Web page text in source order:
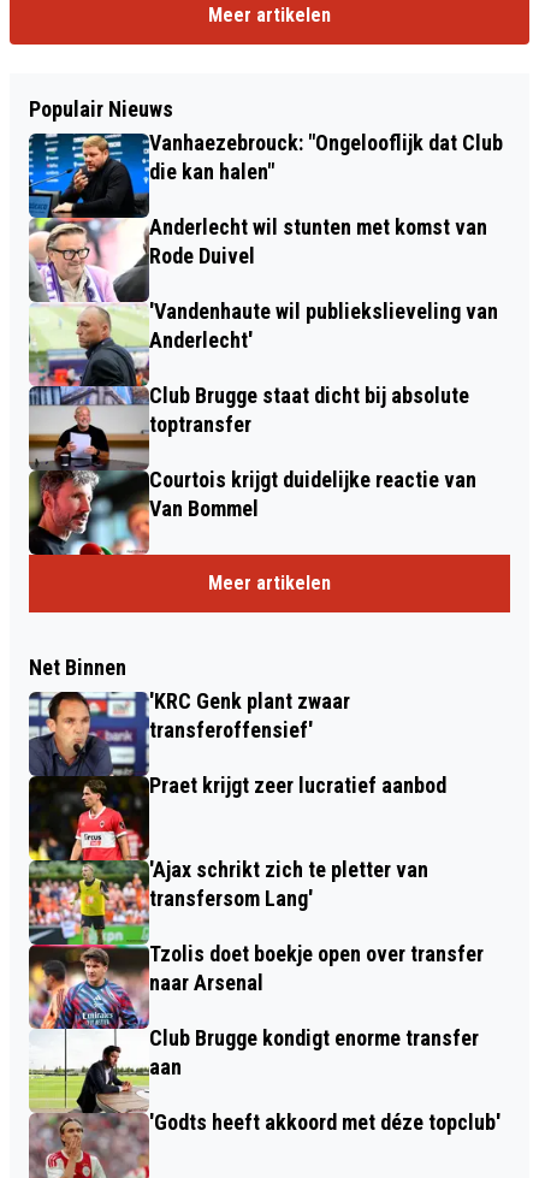
Meer artikelen
Populair Nieuws
Vanhaezebrouck: "Ongelooflijk dat Club
die kan halen"
Anderlecht wil stunten met komst van
Rode Duivel
'Vandenhaute wil publiekslieveling van
Anderlecht'
Club Brugge staat dicht bij absolute
toptransfer
Courtois krijgt duidelijke reactie van
Van Bommel
Meer artikelen
Net Binnen
'KRC Genk plant zwaar
transferoffensief'
Praet krijgt zeer lucratief aanbod
'Ajax schrikt zich te pletter van
transfersom Lang'
Tzolis doet boekje open over transfer
naar Arsenal
Club Brugge kondigt enorme transfer
aan
'Godts heeft akkoord met déze topclub'